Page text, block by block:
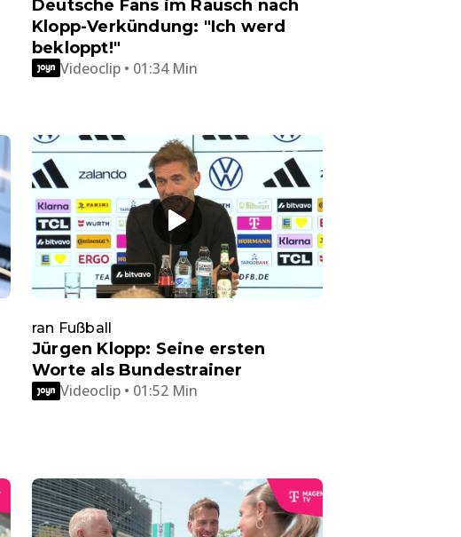
Deutsche Fans im Rausch nach
Klopp-Verkündung: "Ich werd
bekloppt!"
Videoclip • 01:34 Min
ran Fußball
Jürgen Klopp: Seine ersten
Worte als Bundestrainer
Videoclip • 01:52 Min